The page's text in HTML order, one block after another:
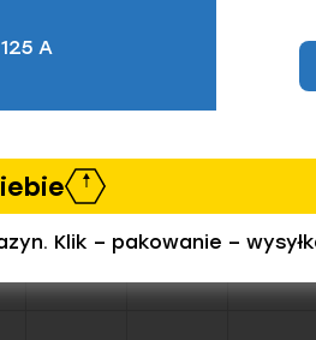
A
Klik – pakowanie –